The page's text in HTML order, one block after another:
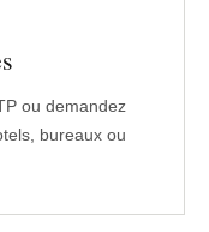
ou demandez
bureaux ou